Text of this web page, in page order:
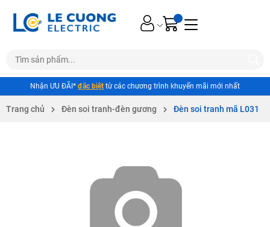
Nhận ƯU ĐÃI* đặc biệt từ các chương trình khuyến mãi mới nhất
Trang chủ Đèn soi tranh-đèn gương Đèn soi tranh mã L031